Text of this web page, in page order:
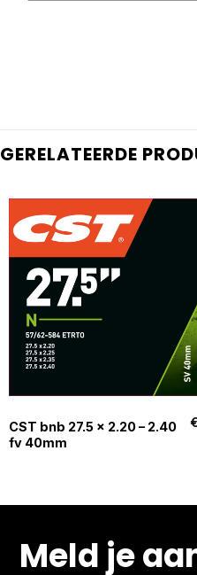
GERELATEERDE
CST bnb 27.5 x 2.20 – 2.40
fv 40mm
€
Meld je